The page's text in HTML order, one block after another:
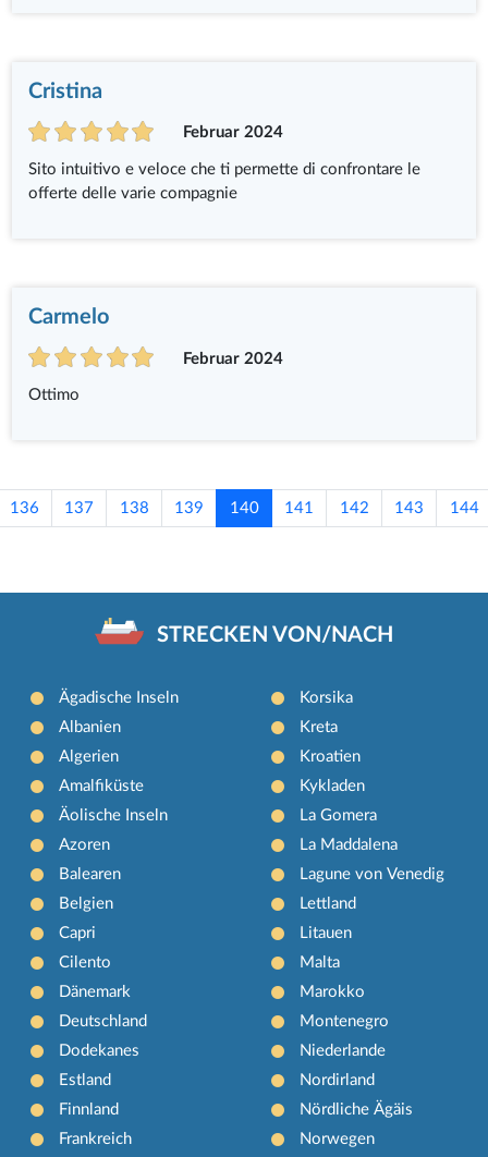
Cristina
Februar 2024
Sito intuitivo e veloce che ti permette di confrontare le
offerte delle varie compagnie
Carmelo
Februar 2024
Ottimo
136 137 138 139 140 141 142 143 144
STRECKEN VON/NACH
Ägadische Inseln
Albanien
Algerien
Amalfiküste
Äolische Inseln
Azoren
Balearen
Belgien
Capri
Cilento
Dänemark
Deutschland
Dodekanes
Estland
Finnland
Frankreich
Korsika
Kreta
Kroatien
Kykladen
La Gomera
La Maddalena
Lagune von Venedig
Lettland
Litauen
Malta
Marokko
Montenegro
Niederlande
Nordirland
Nördliche Ägäis
Norwegen